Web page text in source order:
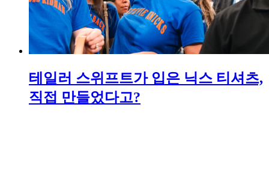
테일러 스위프트가 입은 닉스 티셔츠,
직접 만들었다고?